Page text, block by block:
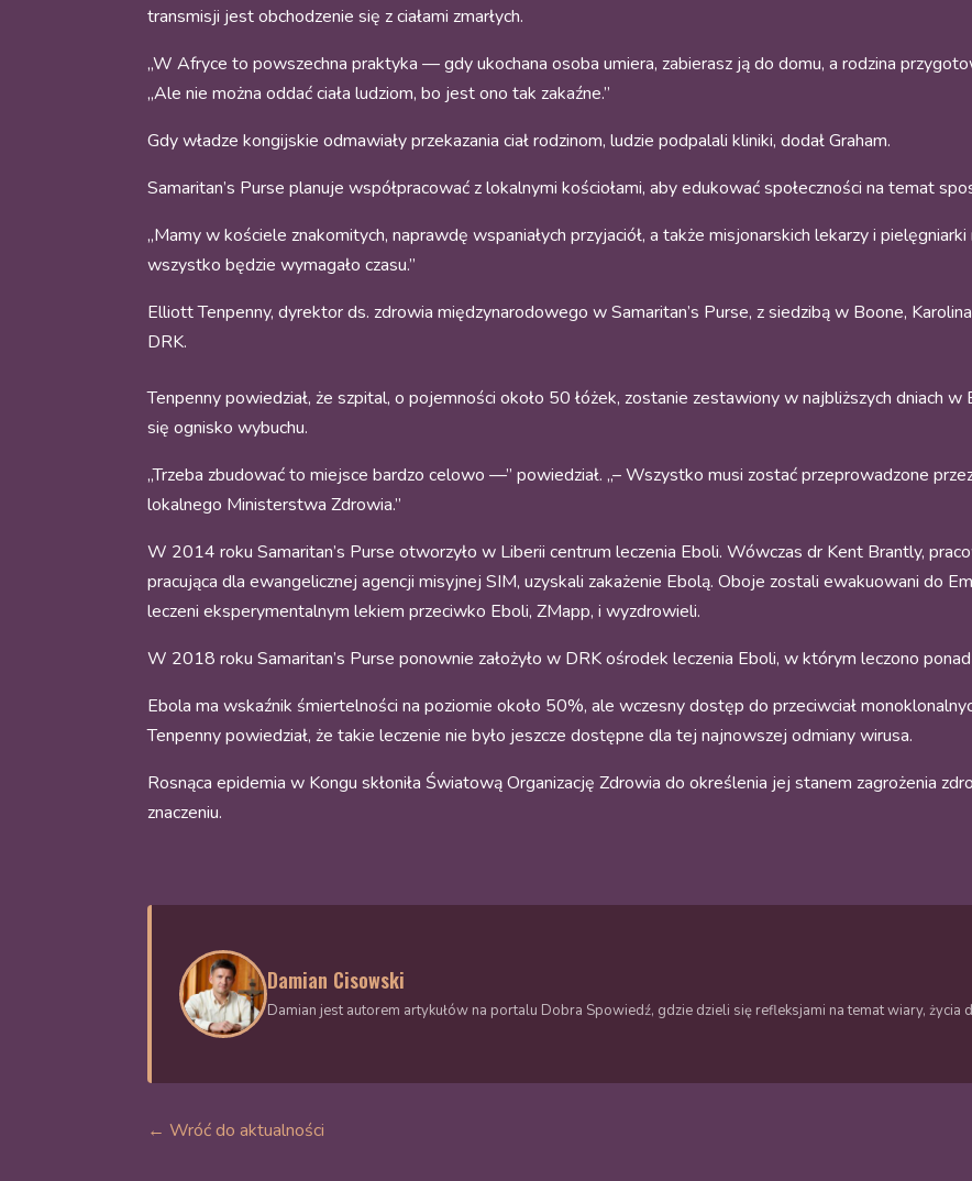
transmisji jest obchodzenie się z ciałami zmarłych.
„W Afryce to powszechna praktyka — gdy ukochana osoba umiera, zabierasz ją do domu, a rodzina
„Ale nie można oddać ciała ludziom, bo jest ono tak zakaźne.”
Gdy władze kongijskie odmawiały przekazania ciał rodzinom, ludzie podpalali kliniki, dodał Graham.
Samaritan’s Purse planuje współpracować z lokalnymi kościołami, aby edukować społeczności na temat
„Mamy w kościele znakomitych, naprawdę wspaniałych przyjaciół, a także misjonarskich lekarzy i
wszystko będzie wymagało czasu.”
Elliott Tenpenny, dyrektor ds. zdrowia międzynarodowego w Samaritan’s Purse, z siedzibą w Boone,
DRK.
Tenpenny powiedział, że szpital, o pojemności około 50 łóżek, zostanie zestawiony w najbliższych dniach
się ognisko wybuchu.
„Trzeba zbudować to miejsce bardzo celowo —” powiedział. „– Wszystko musi zostać przeprowadzone
lokalnego Ministerstwa Zdrowia.”
W 2014 roku Samaritan’s Purse otworzyło w Liberii centrum leczenia Eboli. Wówczas dr Kent Brantly,
pracująca dla ewangelicznej agencji misyjnej SIM, uzyskali zakażenie Ebolą. Oboje zostali ewakuowani do
leczeni eksperymentalnym lekiem przeciwko Eboli, ZMapp, i wyzdrowieli.
W 2018 roku Samaritan’s Purse ponownie założyło w DRK ośrodek leczenia Eboli, w którym leczono
Ebola ma wskaźnik śmiertelności na poziomie około 50%, ale wczesny dostęp do przeciwciał
Tenpenny powiedział, że takie leczenie nie było jeszcze dostępne dla tej najnowszej odmiany wirusa.
Rosnąca epidemia w Kongu skłoniła Światową Organizację Zdrowia do określenia jej stanem zagrożenia
znaczeniu.
Damian Cisowski
Damian jest autorem artykułów na portalu Dobra Spowiedź, gdzie dzieli się refleksjami na temat wiary, życia
← Wróć do aktualności